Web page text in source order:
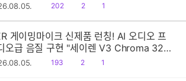
읽
202
공
2
댓1
게이밍마이크 신제품 런칭! AI 오디오 프
오급 음질 구현 "세이렌 V3 Chroma 32-
읽
193
공
2
댓1